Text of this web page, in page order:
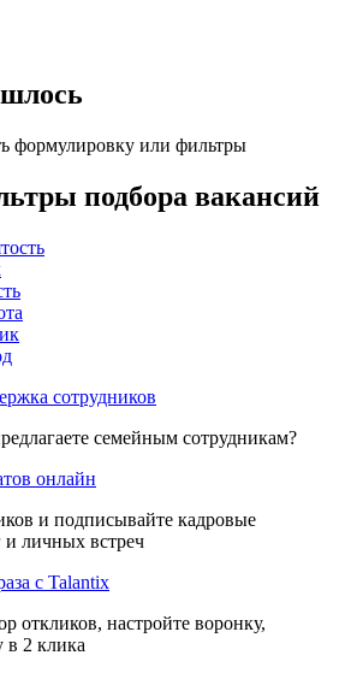
формулировку или фильтры
подбора вакансий
сотрудников
семейным сотрудникам?
онлайн
и подписывайте кадровые
и личных встреч
с Talantix
откликов, настройте воронку,
в 2 клика